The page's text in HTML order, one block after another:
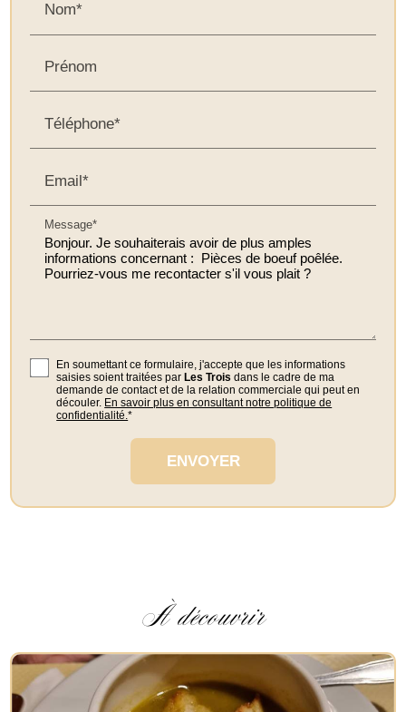
Nom*
Prénom
Téléphone*
Email*
Message*
En soumettant ce formulaire, j'accepte que les informations
saisies soient traitées parLes Trois dans le cadre de ma
demande de contact et de la relation commerciale qui peut en
découler. En savoir plus en consultant notre politique de
confidentialité.*
À découvrir